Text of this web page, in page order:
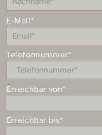
E-Mail*
Telefonnummer*
Erreichbar von*
Erreichbar bis*